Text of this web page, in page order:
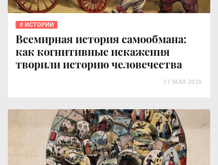
ИСТОРИИ
Всемирная история самообмана:
как когнитивные искажения
творили историю человечества
17 МАЯ 2026